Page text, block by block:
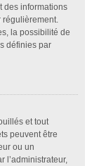
des informations
régulièrement.
la possibilité de
définies par
et tout
peuvent être
ou un
l’administrateur,